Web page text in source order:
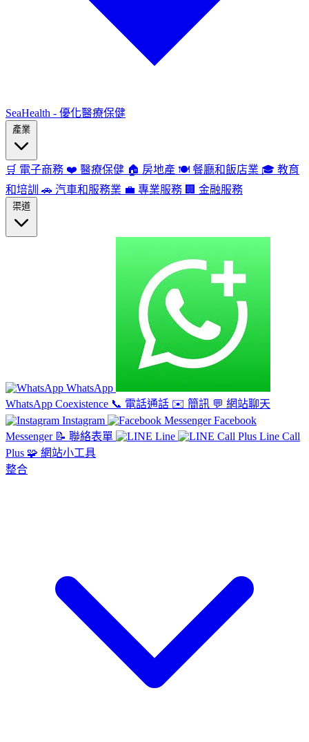
SeaHealth - 優化醫療保健
🛒 電子商務 ❤️ 醫療保健 🏠 房地產 🍽️ 餐廳和飯店業 🎓 教育
和培訓 🚗 汽車和服務業 💼 專業服務 🏢 金融服務
WhatsApp
WhatsApp Coexistence 📞 電話通話 ✉️ 簡訊 💬 網站聊天
Instagram
Facebook
Messenger 📝 聯絡表單 Line
Line Call
Plus 🧩 網站小工具
整合